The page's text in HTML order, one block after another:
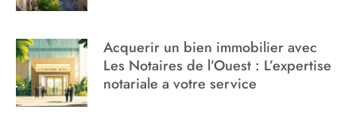
Acquerir un bien immobilier avec
Les Notaires de l’Ouest : L’expertise
notariale a votre service